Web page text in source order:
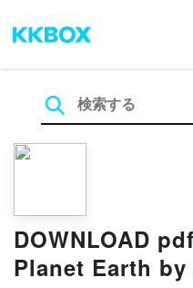
DOWNLOAD
Planet Earth